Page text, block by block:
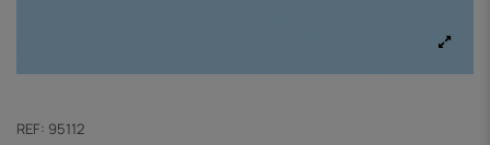
REF: 95112